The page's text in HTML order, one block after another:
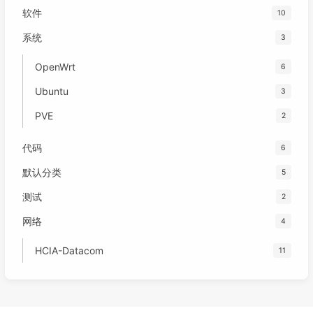
软件 10
系统 3
OpenWrt 6
Ubuntu 3
PVE 2
代码 6
默认分类 5
测试 2
网络 4
HCIA-Datacom 11